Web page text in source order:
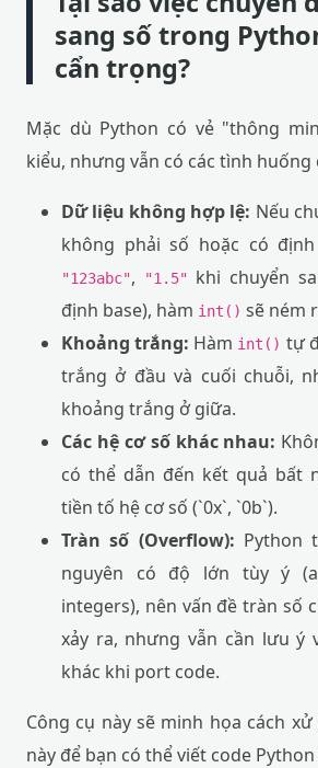
sang số trong
cẩn trọng?
Mặc dù Python có vẻ "thông
kiểu, nhưng vẫn có các tình huống
Dữ liệu không hợp lệ: Nếu
không phải số hoặc có
"123abc", "1.5" khi chuyển
định base), hàm int() sẽ ném
Khoảng trắng: Hàm int() tự
trắng ở đầu và cuối chuỗi,
khoảng trắng ở giữa.
Các hệ cơ số khác nhau:
có thể dẫn đến kết quả bất
tiền tố hệ cơ số (`0x`, `0b`).
Tràn số (Overflow): Python
nguyên có độ lớn tùy ý
integers), nên vấn đề tràn số
xảy ra, nhưng vẫn cần lưu ý
khác khi port code.
Công cụ này sẽ minh họa cách
này để bạn có thể viết code